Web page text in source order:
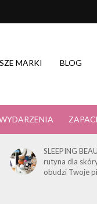
MARKI BLOG
SLEEPING
rutyna dla
obudzi Twoje